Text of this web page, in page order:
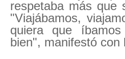
respetaba más que
"Viajábamos,
quiera que
bien", manifestó con